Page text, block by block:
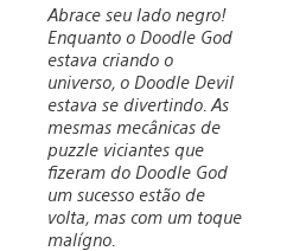
Abrace seu lado negro!
Enquanto o Doodle God
estava criando o
universo, o Doodle Devil
estava se divertindo. As
mesmas mecânicas de
puzzle viciantes que
fizeram do Doodle God
um sucesso estão de
volta, mas com um toque
malígno.